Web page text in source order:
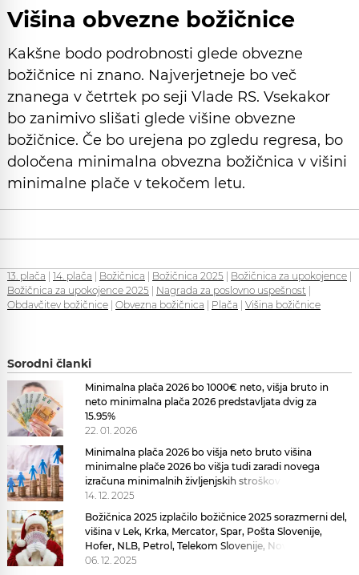
Višina obvezne božičnice
Kakšne bodo podrobnosti glede obvezne
božičnice ni znano. Najverjetneje bo več
znanega v četrtek po seji Vlade RS. Vsekakor
bo zanimivo slišati glede višine obvezne
božičnice. Če bo urejena po zgledu regresa, bo
določena minimalna obvezna božičnica v višini
minimalne plače v tekočem letu.
13. plača 14. plača Božičnica Božičnica 2025 Božičnica za upokojence
Božičnica za upokojence 2025
Nagrada za poslovno uspešnost
Obdavčitev božičnice Obvezna božičnica Plača Višina božičnice
Sorodni članki
Minimalna plača 2026 bo 1000€ neto, višja bruto in
neto minimalna plača 2026 predstavljata dvig za
15.95%
22. 01. 2026
Minimalna plača 2026 bo višja neto bruto višina
minimalne plače 2026 bo višja tudi zaradi novega
izračuna minimalnih življenjskih stroškov
14. 12. 2025
Božičnica 2025 izplačilo božičnice 2025 sorazmerni del,
višina v Lek, Krka, Mercator, Spar, Pošta Slovenije,
Hofer, NLB, Petrol, Telekom Slovenije, Novartis, OTP
Banka izplačilo
06. 12. 2025